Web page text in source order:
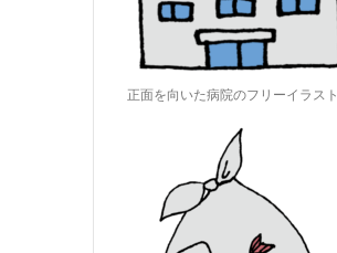
正面を向いた病院のフリーイラスト